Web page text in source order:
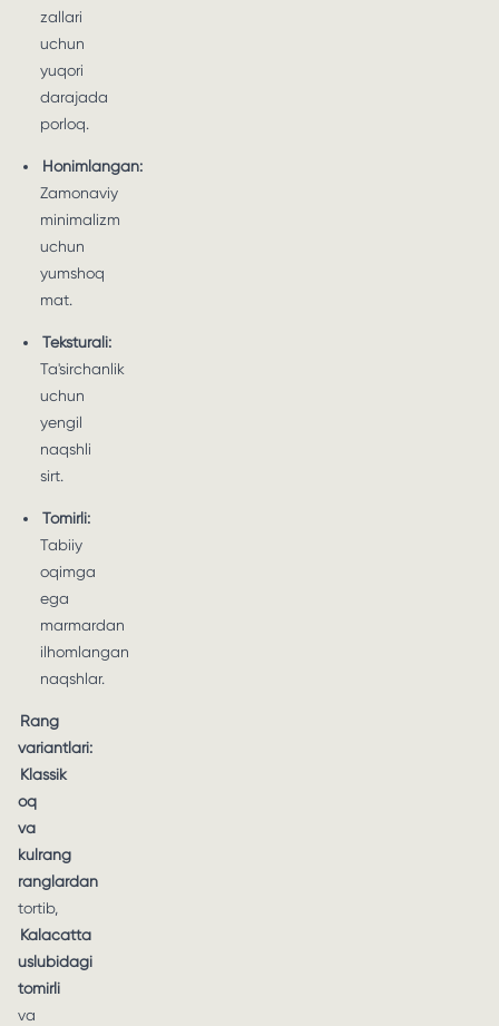
zallari
uchun
yuqori
darajada
porloq.
Honimlangan:
Zamonaviy
minimalizm
uchun
yumshoq
mat.
Teksturali:
Ta'sirchanlik
uchun
yengil
naqshli
sirt.
Tomirli:
Tabiiy
oqimga
ega
marmardan
ilhomlangan
naqshlar.
Rang
variantlari:
Klassik
oq
va
kulrang
ranglardan
tortib,
Kalacatta
uslubidagi
tomirli
va